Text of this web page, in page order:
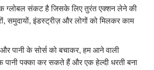
ग्लोबल संकट है जिसके लिए तुरंत एक्शन लेने की
समुदायों, इंडस्ट्रीज़ और लोगों को मिलकर काम
पानी के सोर्स को बचाकर, हम आने वाली
पानी पक्का कर सकते हैं और एक हेल्दी धरती बना